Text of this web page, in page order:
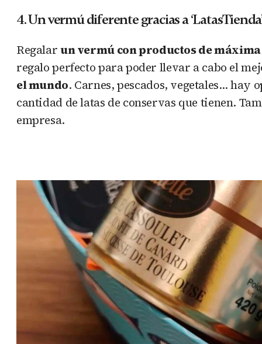
4. Un vermú diferente gracias a
Regalarun vermú con productos de
regalo perfecto para poder llevar a cabo el
el mundo. Carnes, pescados, vegetales… hay
cantidad de latas de conservas que tienen.
empresa.